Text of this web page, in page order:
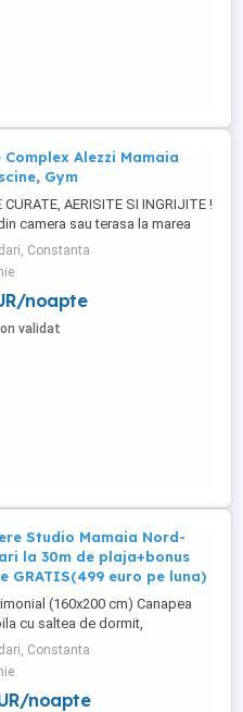
Complex Alezzi Mamaia
Gym
CURATE, AERISITE SI INGRIJITE !
camera sau terasa la marea
uri gasiti pe Booking cu:
VIEW STUDIO & SPA & POOLS
VORBIM DE RESORT NU
INCHIRIERE. CU ACCES LA
Plaja nu a fost
Constanta
noapte
validat
Studio Mamaia Nord-
la 30m de plaja+bonus
GRATIS(499 euro pe luna)
(160x200 cm) Canapea
cu saltea de dormit,
Dulap cu oglinzi si usi glisante
si veioze Comoda cu sertare
cu capsule Pahare, farfurii,
Masa de bucatarie cu scaune
Constanta
noapte